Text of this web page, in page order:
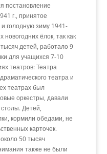
постановление
г., принятое
голодную зиму 1941-
новогодних ёлок, так как
детей, работало 9
для учащихся 7-10
театров: Театра
театра и
театрах был
оркестры, давали
Детей,
кормили обедами, не
карточек.
50 тысяч
также не были